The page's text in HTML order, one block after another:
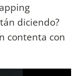
diciendo?
contenta con